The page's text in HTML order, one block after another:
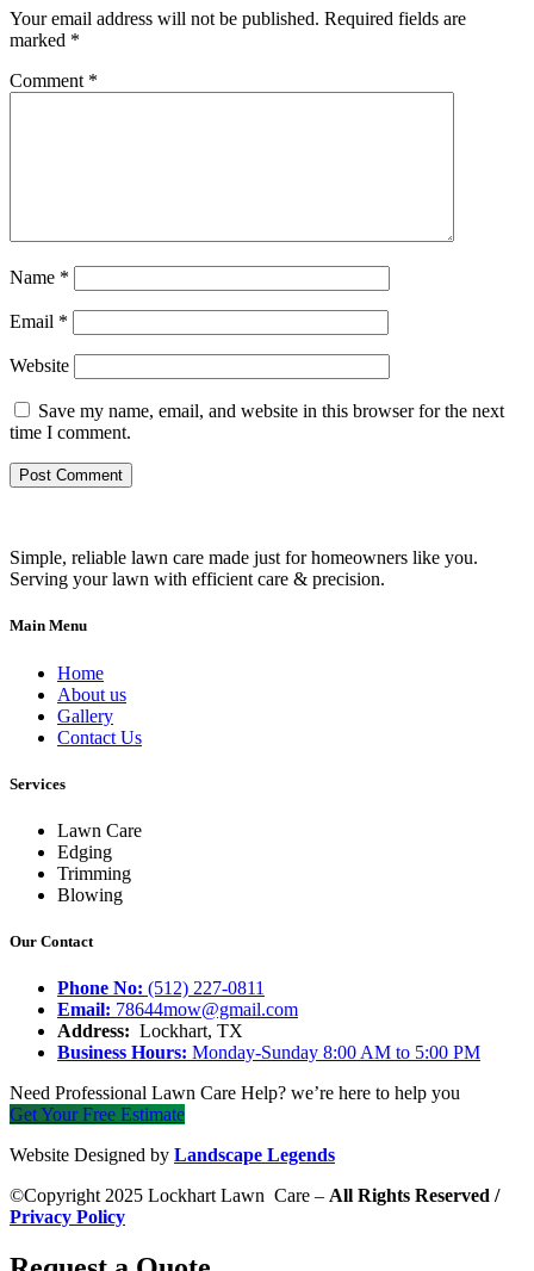
Your email address will not be published. Required fields are
marked *
Comment *
Name *
Email *
Website
Save my name, email, and website in this browser for the next
time I comment.
Simple, reliable lawn care made just for homeowners like you.
Serving your lawn with efficient care & precision.
Main Menu
Home
About us
Gallery
Contact Us
Services
Lawn Care
Edging
Trimming
Blowing
Our Contact
Phone No: (512) 227-0811
Email: 78644mow@gmail.com
Address: Lockhart, TX
Business Hours: Monday-Sunday 8:00 AM to 5:00 PM
Need Professional Lawn Care Help? we’re here to help you
Get Your Free Estimate
Website Designed by Landscape Legends
©Copyright 2025 Lockhart Lawn Care – All Rights Reserved /
Privacy Policy